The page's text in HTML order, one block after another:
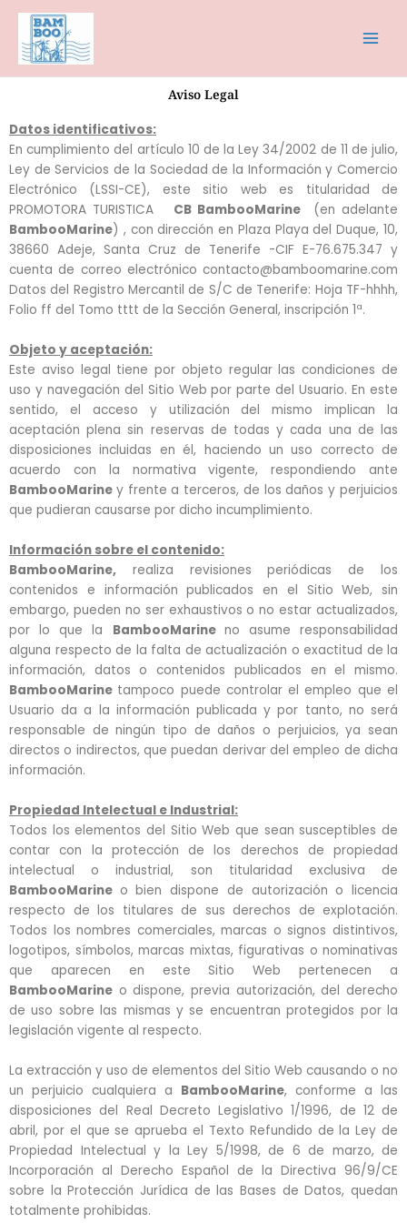
contenido
Aviso Legal
Datos identificativos:
En cumplimiento del artículo 10 de la Ley 34/2002 de 11 de julio,
Ley de Servicios de la Sociedad de la Información y Comercio
Electrónico (LSSI-CE), este sitio web es titularidad de
PROMOTORA TURISTICA CB BambooMarine(en adelante
BambooMarine) , con dirección en Plaza Playa del Duque, 10,
38660 Adeje, Santa Cruz de Tenerife -CIF E-76.675.347 y
cuenta de correo electrónico contacto@bamboomarine.com
Datos del Registro Mercantil de S/C de Tenerife: Hoja TF-hhhh,
Folio ff del Tomo tttt de la Sección General, inscripción 1ª.
Objeto y aceptación:
Este aviso legal tiene por objeto regular las condiciones de
uso y navegación del Sitio Web por parte del Usuario. En este
sentido, el acceso y utilización del mismo implican la
aceptación plena sin reservas de todas y cada una de las
disposiciones incluidas en él, haciendo un uso correcto de
acuerdo con la normativa vigente, respondiendo ante
BambooMarine y frente a terceros, de los daños y perjuicios
que pudieran causarse por dicho incumplimiento.
Información sobre el contenido:
BambooMarine, realiza revisiones periódicas de los
contenidos e información publicados en el Sitio Web, sin
embargo, pueden no ser exhaustivos o no estar actualizados,
por lo que la BambooMarine no asume responsabilidad
alguna respecto de la falta de actualización o exactitud de la
información, datos o contenidos publicados en el mismo.
BambooMarine tampoco puede controlar el empleo que el
Usuario da a la información publicada y por tanto, no será
responsable de ningún tipo de daños o perjuicios, ya sean
directos o indirectos, que puedan derivar del empleo de dicha
información.
Propiedad Intelectual e Industrial:
Todos los elementos del Sitio Web que sean susceptibles de
contar con la protección de los derechos de propiedad
intelectual o industrial, son titularidad exclusiva de
BambooMarine o bien dispone de autorización o licencia
respecto de los titulares de sus derechos de explotación.
Todos los nombres comerciales, marcas o signos distintivos,
logotipos, símbolos, marcas mixtas, figurativas o nominativas
que aparecen en este Sitio Web pertenecen a
BambooMarine o dispone, previa autorización, del derecho
de uso sobre las mismas y se encuentran protegidos por la
legislación vigente al respecto.
La extracción y uso de elementos del Sitio Web causando o no
un perjuicio cualquiera a BambooMarine, conforme a las
disposiciones del Real Decreto Legislativo 1/1996, de 12 de
abril, por el que se aprueba el Texto Refundido de la Ley de
Propiedad Intelectual y la Ley 5/1998, de 6 de marzo, de
Incorporación al Derecho Español de la Directiva 96/9/CE
sobre la Protección Jurídica de las Bases de Datos, quedan
totalmente prohibidas.